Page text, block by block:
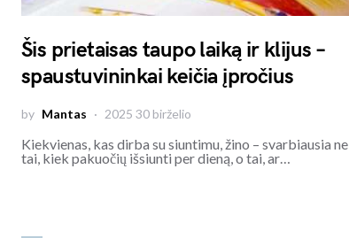
Šis prietaisas taupo laiką ir klijus –
spaustuvininkai keičia įpročius
by Mantas 2025 30 birželio
Kiekvienas, kas dirba su siuntimu, žino – svarbiausia ne
tai, kiek pakuočių išsiunti per dieną, o tai, ar…